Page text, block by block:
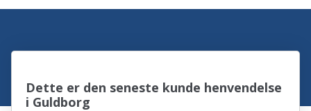
Dette er den seneste kunde henvendelse
i Guldborg